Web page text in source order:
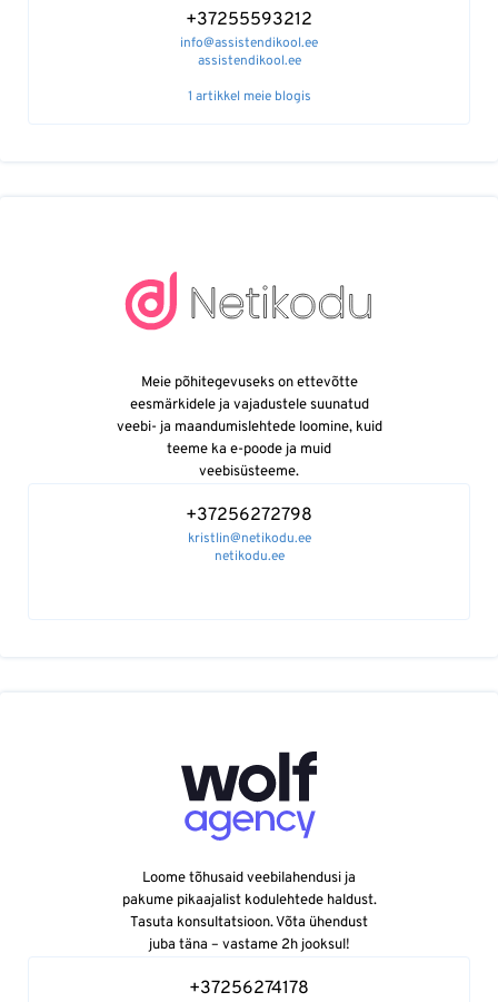
+37255593212
info@assistendikool.ee
assistendikool.ee
1 artikkel meie blogis
Meie põhitegevuseks on ettevõtte
eesmärkidele ja vajadustele suunatud
veebi- ja maandumislehtede loomine, kuid
teeme ka e-poode ja muid
veebisüsteeme.
+37256272798
kristlin@netikodu.ee
netikodu.ee
Loome tõhusaid veebilahendusi ja
pakume pikaajalist kodulehtede haldust.
Tasuta konsultatsioon. Võta ühendust
juba täna – vastame 2h jooksul!
+37256274178